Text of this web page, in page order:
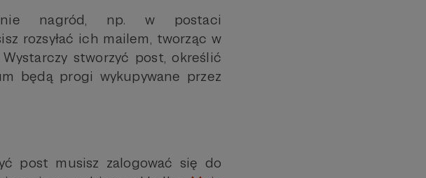
nagród, np. w postaci
rozsyłać ich mailem, tworząc w
stworzyć post, określić
będą progi wykupywane przez
post musisz zalogować się do